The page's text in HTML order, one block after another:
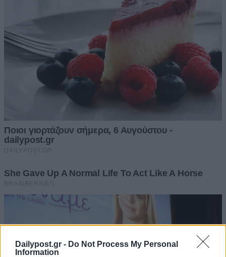
Dailypost.gr - Do Not Process My Personal
Information